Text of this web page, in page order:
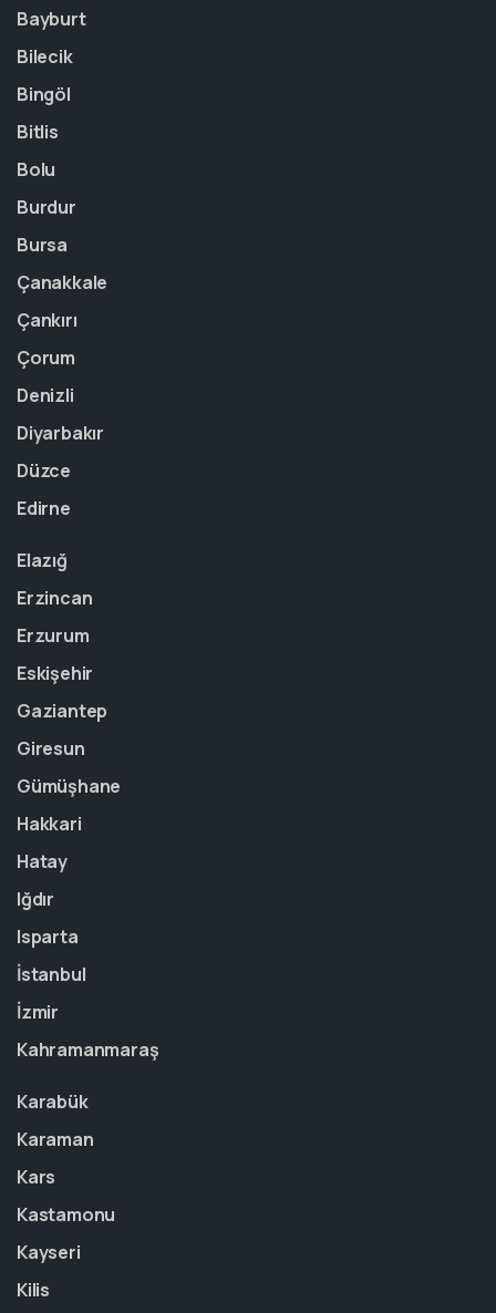
Bayburt
Bilecik
Bingöl
Bitlis
Bolu
Burdur
Bursa
Çanakkale
Çankırı
Çorum
Denizli
Diyarbakır
Düzce
Edirne
Elazığ
Erzincan
Erzurum
Eskişehir
Gaziantep
Giresun
Gümüşhane
Hakkari
Hatay
Iğdır
Isparta
İstanbul
İzmir
Kahramanmaraş
Karabük
Karaman
Kars
Kastamonu
Kayseri
Kilis